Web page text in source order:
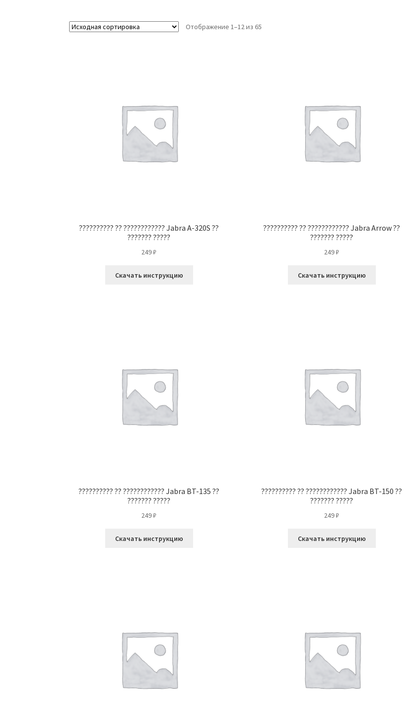
Отображение 1–12 из 65
?????????? ?? ???????????? Jabra A-320S ??
??????? ?????
249₽
Скачать инструкцию
?????????? ?? ???????????? Jabra Arrow ??
??????? ?????
249₽
Скачать инструкцию
?????????? ?? ???????????? Jabra BT-135 ??
??????? ?????
249₽
Скачать инструкцию
?????????? ?? ???????????? Jabra BT-150 ??
??????? ?????
249₽
Скачать инструкцию